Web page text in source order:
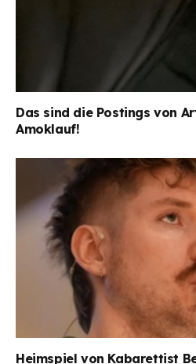
Das sind die Postings von
Amoklauf!
Heimspiel von Kabarettist